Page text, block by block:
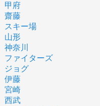
甲府
齋藤
スキー場
山形
神奈川
ファイターズ
ジョグ
伊藤
宮崎
西武